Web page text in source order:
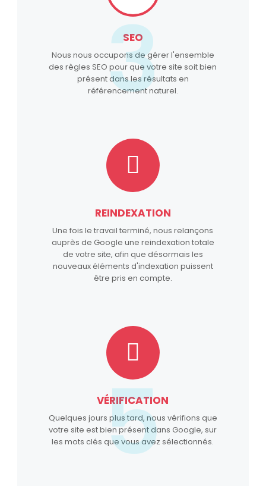
SEO
Nous nous occupons de gérer l'ensemble
des règles SEO pour que votre site soit bien
présent dans les résultats en
référencement naturel.
3
REINDEXATION
Une fois le travail terminé, nous relançons
auprès de Google une reindexation totale
de votre site, afin que désormais les
nouveaux éléments d'indexation puissent
être pris en compte.
VÉRIFICATION
Quelques jours plus tard, nous vérifions que
votre site est bien présent dans Google, sur
les mots clés que vous avez sélectionnés.
5